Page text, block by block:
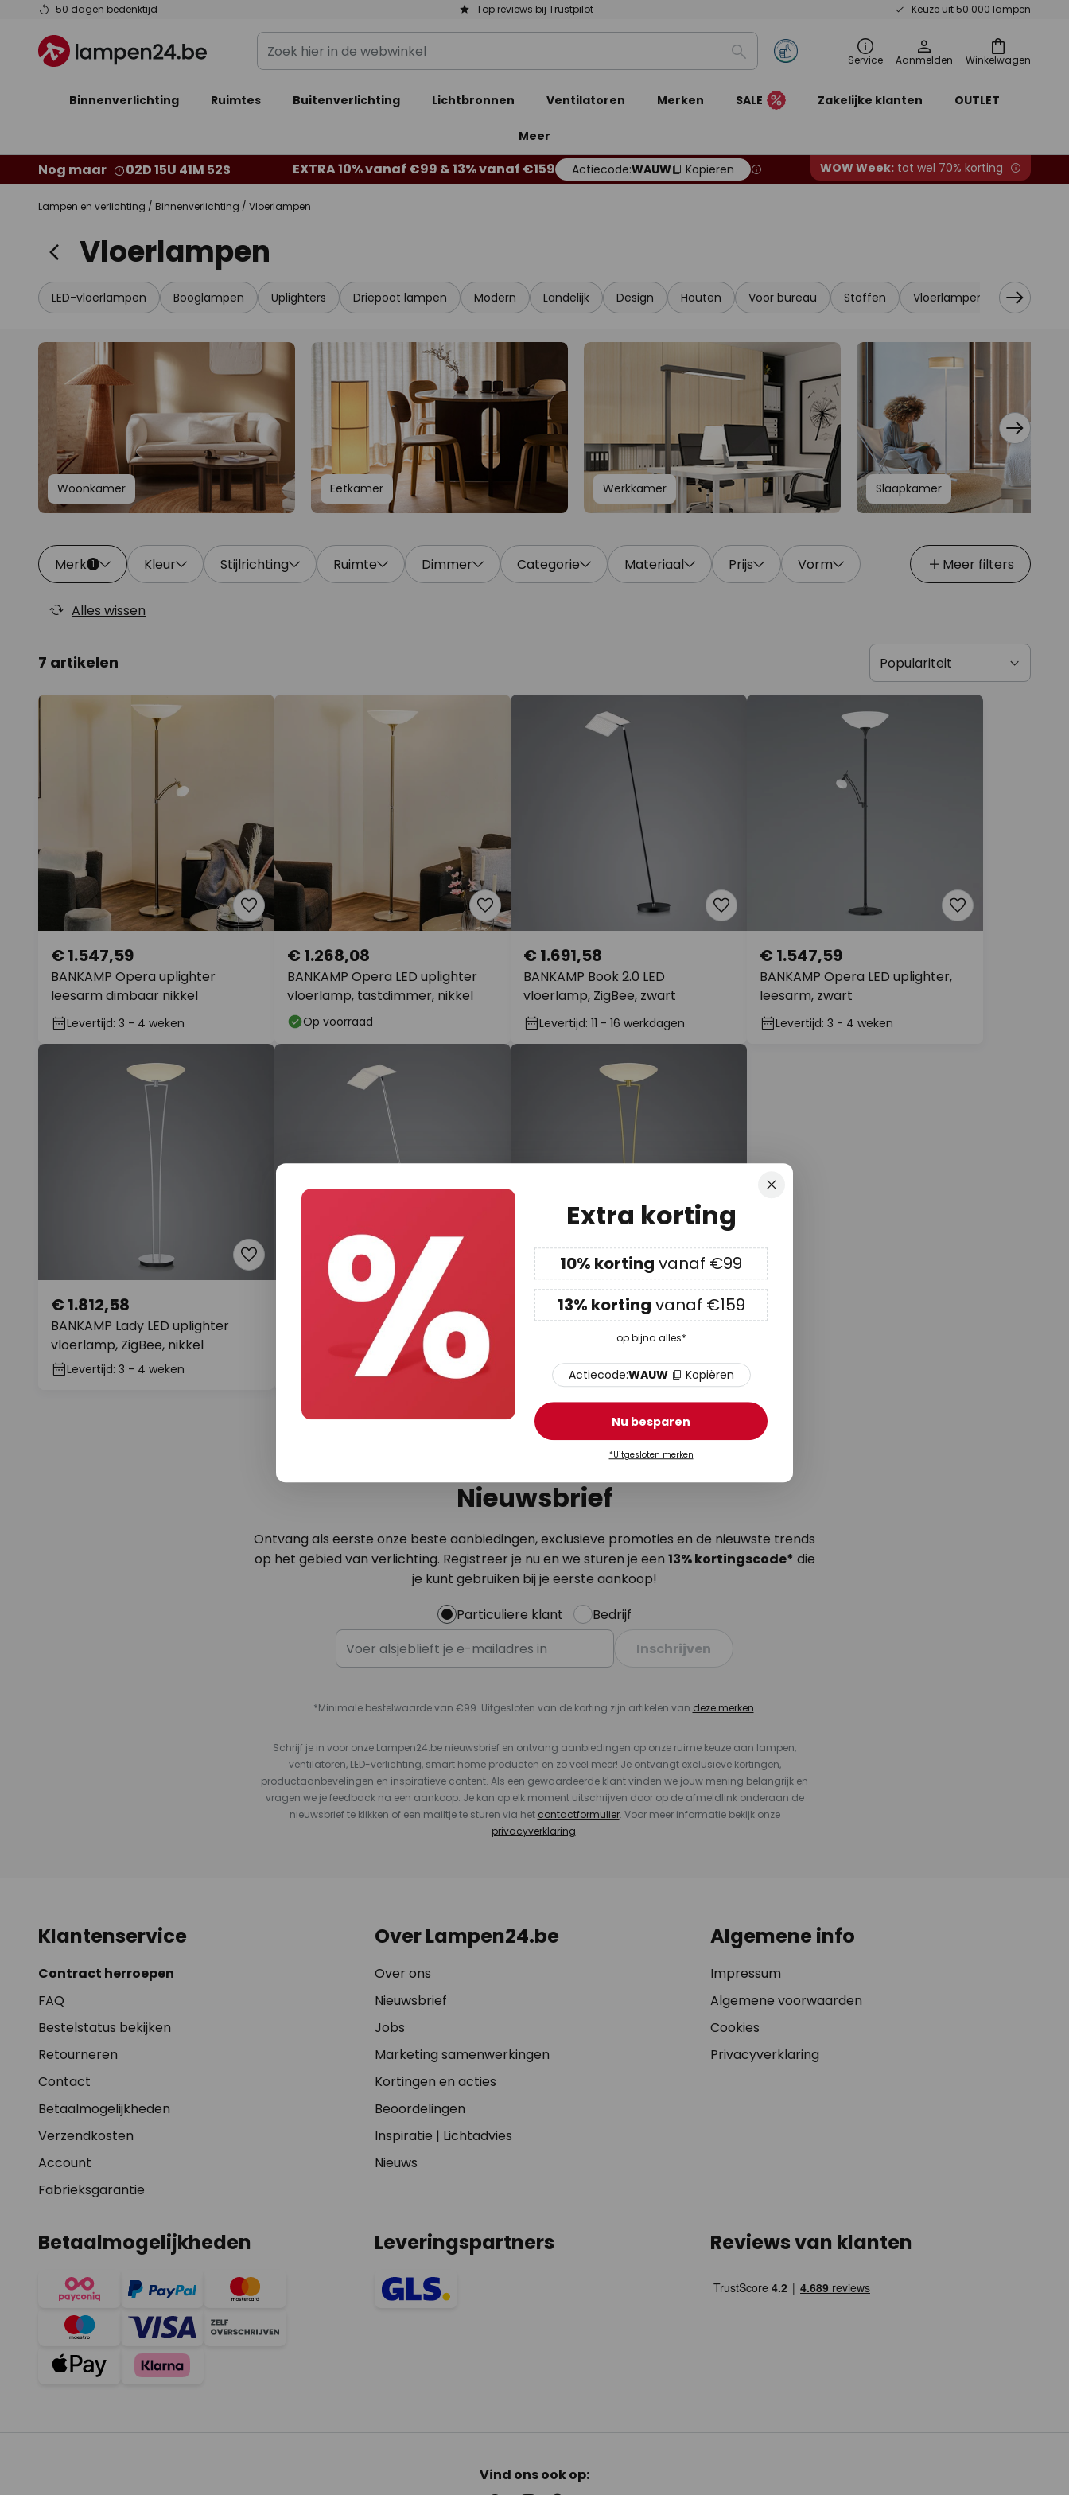
50 dagen bedenktijd Top reviews bij Trustpilot Keuze uit 50.000 lampen
Ga
de
inhoud
Winkelwagen
Zoek
hier
de
Zoeken Service Aanmelden
Binnenverlichting Ruimtes Buitenverlichting Lichtbronnen Ventilatoren Merken SALE Zakelijke klanten OUTLET
Meer
Nog maar 02D 15U 41M 51S EXTRA 10% vanaf €99 & 13% vanaf €159 Actiecode:WAUW Kopiëren WOW Week: tot wel 70% korting
Lampen en verlichting Binnenverlichting Vloerlampen
Vloerlampen
LED-vloerlampen Booglampen Uplighters Driepoot lampen Modern Landelijk Design Houten Voor bureau Stoffen Vloerlampen met leeslamp
Woonkamer Eetkamer Werkkamer Slaapkamer
Merk 1 Kleur Stijlrichting Ruimte Dimmer Categorie Materiaal Prijs Vorm Meer filters
Alles wissen
7 artikelen
BANKAMP Opera uplighter
leesarm dimbaar nikkel
€ 1.547,59
Levertijd: 3 - 4 weken
BANKAMP Opera LED uplighter
vloerlamp, tastdimmer, nikkel
€ 1.268,08
Op voorraad
BANKAMP Book 2.0 LED
vloerlamp, ZigBee, zwart
€ 1.691,58
Levertijd: 11 - 16 werkdagen
BANKAMP Opera LED uplighter,
leesarm, zwart
€ 1.547,59
Levertijd: 3 - 4 weken
BANKAMP Lady LED uplighter
vloerlamp, ZigBee, nikkel
€ 1.812,58
Levertijd: 3 - 4 weken
BANKAMP Book 2.0 LED
vloerlamp, ZigBee, alu
€ 1.691,58
Levertijd: 11 - 16 werkdagen
BANKAMP Lady LED uplighter
vloerlamp, ZigBee, messing
€ 1.812,58
Levertijd: 3 - 4 weken
Nieuwsbrief
Ontvang als eerste onze beste aanbiedingen, exclusieve promoties en de nieuwste trends
op het gebied van verlichting. Registreer je nu en we sturen je een 13%kortingscode* die
je kunt gebruiken bij je eerste aankoop!
Particuliere klant
Bedrijf
Inschrijven
*Minimale bestelwaarde van €99. Uitgesloten van de korting zijn artikelen van deze merken.
Schrijf je in voor onze Lampen24.be nieuwsbrief en ontvang aanbiedingen op onze ruime keuze aan lampen,
ventilatoren, LED-verlichting, smart home producten en zo veel meer! Je ontvangt exclusieve kortingen,
productaanbevelingen en inspiratieve content. Als een gewaardeerde klant vinden we jouw mening belangrijk en
vragen we je feedback na een aankoop. Je kan op elk moment uitschrijven door op de afmeldlink onderaan de
nieuwsbrief te klikken of een mailtje te sturen via het contactformulier. Voor meer informatie bekijk onze
privacyverklaring.
Klantenservice
Contract herroepen
FAQ
Bestelstatus bekijken
Retourneren
Contact
Betaalmogelijkheden
Verzendkosten
Account
Fabrieksgarantie
Over Lampen24.be
Over ons
Nieuwsbrief
Jobs
Marketing samenwerkingen
Kortingen en acties
Beoordelingen
Inspiratie | Lichtadvies
Nieuws
Algemene info
Impressum
Algemene voorwaarden
Cookies
Privacyverklaring
Betaalmogelijkheden Leveringspartners Reviews van klanten
Vind ons ook op:
Sluiten
Extra korting
10% korting vanaf €99
13% korting vanaf €159
op bijna alles*
Actiecode:WAUW Kopiëren
Nu besparen
*Uitgesloten merken